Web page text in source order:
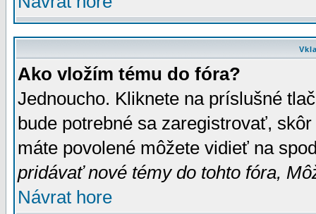
Ako vložím tému do fóra?
Jednoucho. Kliknete na príslušné
bude potrebné sa zaregistrovať,
máte povolené môžete vidieť na
pridávať nové témy do tohto fóra,
Návrat hore